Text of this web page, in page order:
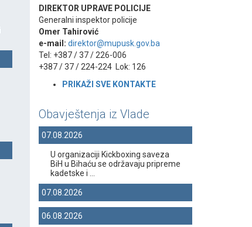
DIREKTOR UPRAVE POLICIJE
Generalni inspektor policije
Omer Tahirović
e-mail: direktor@mupusk.gov.ba
Tel: +387 / 37 / 226-006
+387 / 37 / 224-224 Lok: 126
PRIKAŽI SVE KONTAKT E
Obavještenja iz Vlade
07.08.2026
U organizaciji Kickboxing saveza
BiH u Bihaću se održavaju pripreme
kadetske i ...
07.08.2026
06.08.2026